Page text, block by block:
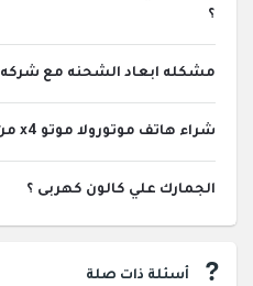
؟
مشكله ابعاد الشحنه مع شركه fishisfast وتكلفه الشحن ؟
شراء هاتف موتورولا موتو x4 من سوق الإمارات ؟
الجمارك علي كالون كهربى ؟
أسئلة ذات صلة